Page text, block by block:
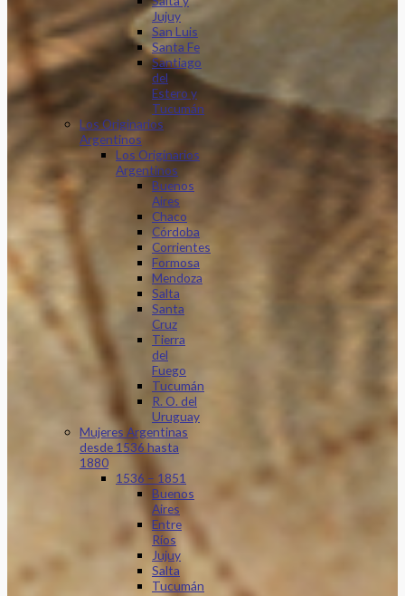
Jujuy
San Luis
Santa Fe
Santiago
del
Estero y
Tucumán
Los Originarios
Argentinos
Los Originarios
Argentinos
Buenos
Aires
Chaco
Córdoba
Corrientes
Formosa
Mendoza
Salta
Santa
Cruz
Tierra
del
Fuego
Tucumán
R. O. del
Uruguay
Mujeres Argentinas
desde 1536 hasta
1880
1536 – 1851
Buenos
Aires
Entre
Ríos
Jujuy
Salta
Tucumán